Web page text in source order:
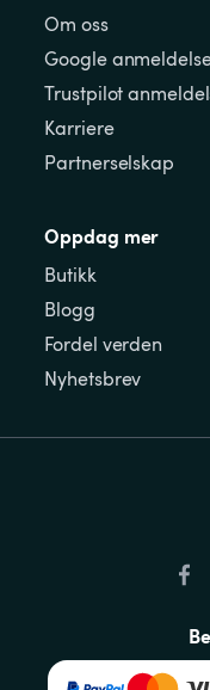
Om oss
Google
Trustpilot
Karriere
Partnerselskap
Oppdag mer
Butikk
Blogg
Fordel verden
Nyhetsbrev